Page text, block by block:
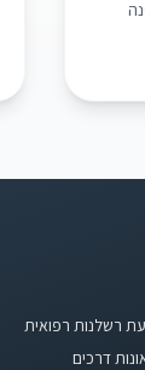
רשלנות רפואית
דרכים